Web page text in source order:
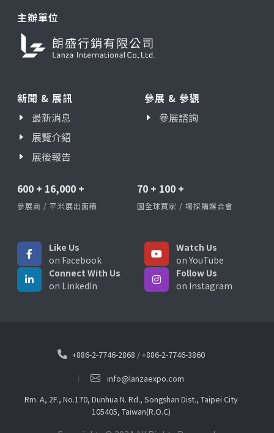
主辦單位
新聞 & 展訊
最新消息
展覽介紹
展後報告
參展 & 參觀
參展諮詢
600 + 16,000 +
參展商 / 平米展出面積
70 + 100 +
國全球買家 / 場採購媒合會
Like Us
on Facebook
Watch Us
on YouTube
Connect With Us
on LinkedIn
Follow Us
on Instagram
+886-2-7746-2868 /+886-2-7746-3860
info@lanzaexpo.com
Rm. A, 2F., No.170, Dunhua N. Rd., Songshan Dist., Taipei City
105405, Taiwan(R.O.C)